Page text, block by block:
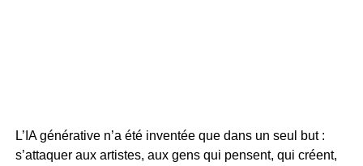
L’IA générative n’a été inventée que dans un seul but :
s’attaquer aux artistes, aux gens qui pensent, qui créent,